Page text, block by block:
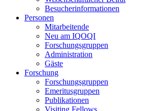
Besucherinformationen
Personen
Mitarbeitende
Neu am IQOQI
Forschungsgruppen
Administration
Gäste
Forschung
Forschungsgruppen
Emeritusgruppen
Publikationen
Visiting Fellows